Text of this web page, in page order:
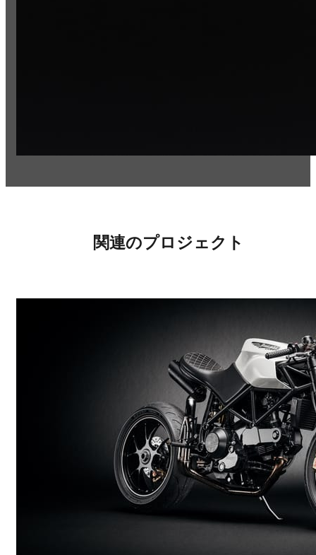
関連のプロジェクト